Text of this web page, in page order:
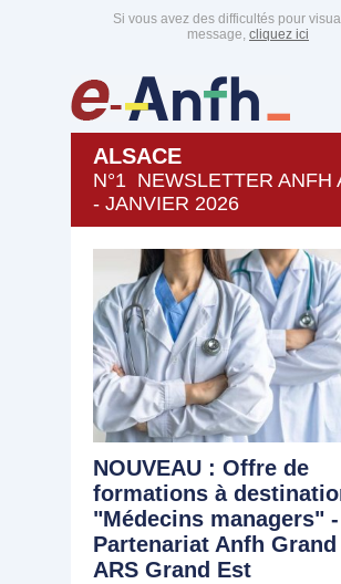
Si vous avez des difficultés pour
message, cliquez ici
ALSACE
N°1 NEWSLETTER ANFH
- JANVIER 2026
NOUVEAU : Offre de
formations à
"Médecins managers" -
Partenariat Anfh
ARS Grand Est